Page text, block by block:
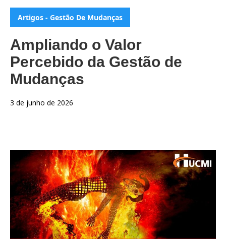
Categorias:
Artigos - Gestão De Mudanças
Ampliando o Valor
Percebido da Gestão de
Mudanças
3 de junho de 2026